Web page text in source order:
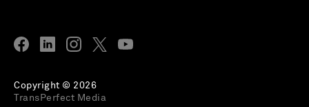
Copyright © 2026
TransPerfect Media